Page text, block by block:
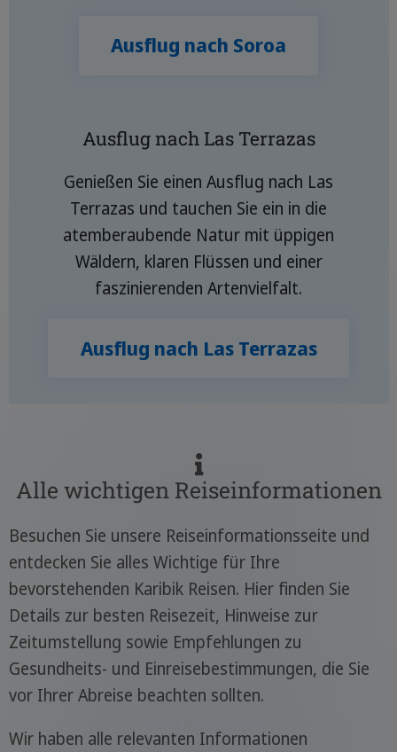
Ausflug nach Soroa
Ausflug nach Las Terrazas
Genießen Sie einen Ausflug nach Las
Terrazas und tauchen Sie ein in die
atemberaubende Natur mit üppigen
Wäldern, klaren Flüssen und einer
faszinierenden Artenvielfalt.
Ausflug nach Las Terrazas
Alle wichtigen Reiseinformationen
Besuchen Sie unsere Reiseinformationsseite und
entdecken Sie alles Wichtige für Ihre
bevorstehenden Karibik Reisen. Hier finden Sie
Details zur besten Reisezeit, Hinweise zur
Zeitumstellung sowie Empfehlungen zu
Gesundheits- und Einreisebestimmungen, die Sie
vor Ihrer Abreise beachten sollten.
Wir haben alle relevanten Informationen